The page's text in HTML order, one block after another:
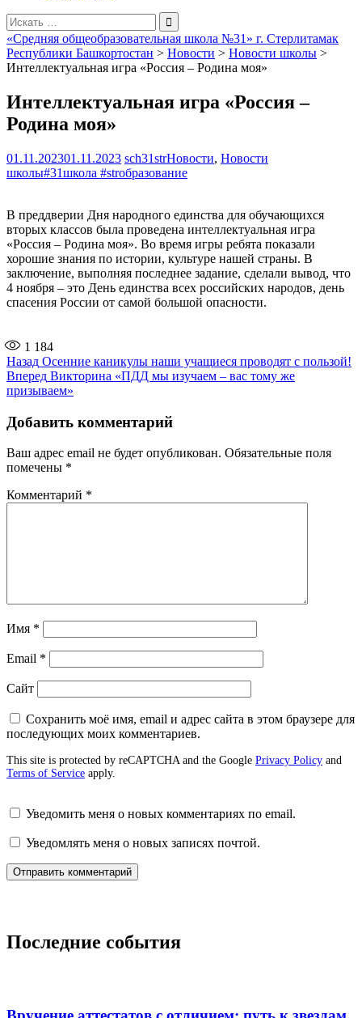
Поиск
для:
«Средняя общеобразовательная школа №31» г. Стерлитамак
Республики Башкортостан > Новости > Новости школы >
Интеллектуальная игра «Россия – Родина моя»
Интеллектуальная игра «Россия –
Родина моя»
01.11.202301.11.2023 sch31strНовости, Новости
школы#31школа #strобразование
В преддверии Дня народного единства для обучающихся
вторых классов была проведена интеллектуальная игра
«Россия – Родина моя». Во время игры ребята показали
хорошие знания по истории, культуре нашей страны. В
заключение, выполняя последнее задание, сделали вывод, что
4 ноября – это День единства всех российских народов, день
спасения России от самой большой опасности.
1 184
Навигация
по
Назад Предыдущая
запись:
Осенние каникулы наши учащиеся проводят с пользой!
Вперед Следующая
запись:
Викторина «ПДД мы изучаем – вас тому же
призываем»
Добавить комментарий
Ваш адрес email не будет опубликован. Обязательные поля
помечены *
Комментарий *
Имя *
Email *
Сайт
Сохранить моё имя, email и адрес сайта в этом браузере для
последующих моих комментариев.
This site is protected by reCAPTCHA and the Google Privacy Policy and
Terms of Service apply.
Уведомить меня о новых комментариях по email.
Уведомлять меня о новых записях почтой.
Последние события